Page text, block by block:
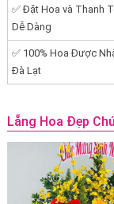
✅ Đặt Hoa và Thanh
Dễ Dàng
✅ 100% Hoa Được
Đà Lạt
Lẵng Hoa Đẹp